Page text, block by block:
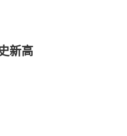
新高